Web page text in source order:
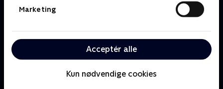
Marketing
Acceptér alle
Kun nødvendige cookies
De to små, morsomme og pelsede dyr Kiwi og Strit
bor i en lysning i skoven. De er bedste venner, selv om
bor i et fint hus, mens Strit er vild og elsker rod!
Sammen oplever de en masse spændende ting og får